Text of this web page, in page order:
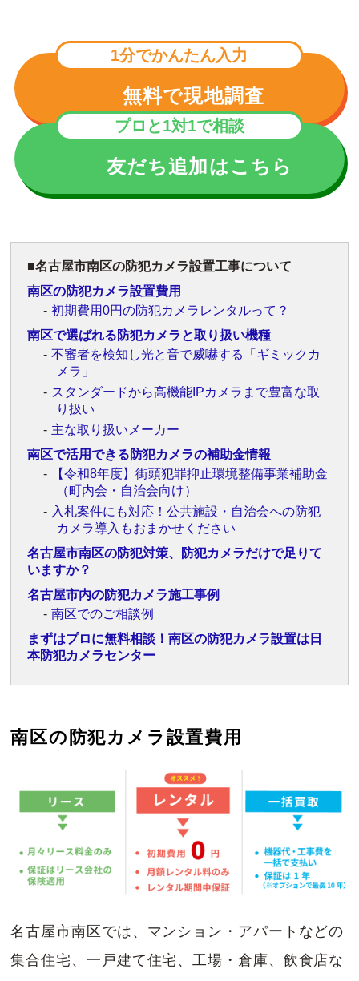
1分でかんたん入力
無料で現地調査
プロと1対1で相談
友だち追加はこちら
名古屋市南区の防犯カメラ設置工事について
南区の防犯カメラ設置費用
初期費用0円の防犯カメラレンタルって？
南区で選ばれる防犯カメラと取り扱い機種
不審者を検知し光と音で威嚇する「ギミックカ
メラ」
スタンダードから高機能IPカメラまで豊富な取
り扱い
主な取り扱いメーカー
南区で活用できる防犯カメラの補助金情報
【令和8年度】街頭犯罪抑止環境整備事業補助金
（町内会・自治会向け）
入札案件にも対応！公共施設・自治会への防犯
カメラ導入もおまかせください
名古屋市南区の防犯対策、防犯カメラだけで足りて
いますか？
名古屋市内の防犯カメラ施工事例
南区でのご相談例
まずはプロに無料相談！南区の防犯カメラ設置は日
本防犯カメラセンター
南区の防犯カメラ設置費用
名古屋市南区では、マンション・アパートなどの
集合住宅、一戸建て住宅、工場・倉庫、飲食店な